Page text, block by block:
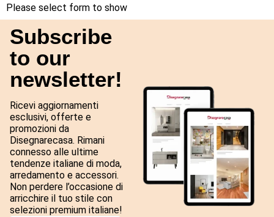
Please select form to show
Subscribe
to our
newsletter!
Ricevi aggiornamenti
esclusivi, offerte e
promozioni da
Disegnarecasa. Rimani
connesso alle ultime
tendenze italiane di moda,
arredamento e accessori.
Non perdere l’occasione di
arricchire il tuo stile con
selezioni premium italiane!